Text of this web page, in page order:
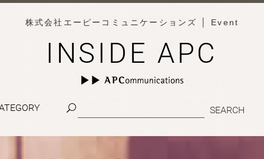
株式会社エーピーコミュニケーションズ │ Event
INSIDE APC